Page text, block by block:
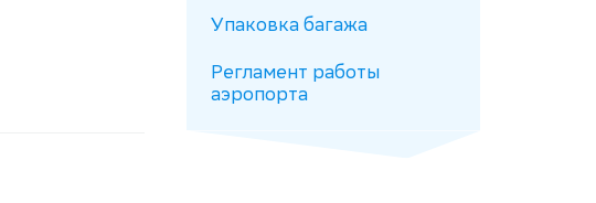
Упаковка багажа
Регламент работы
аэропорта